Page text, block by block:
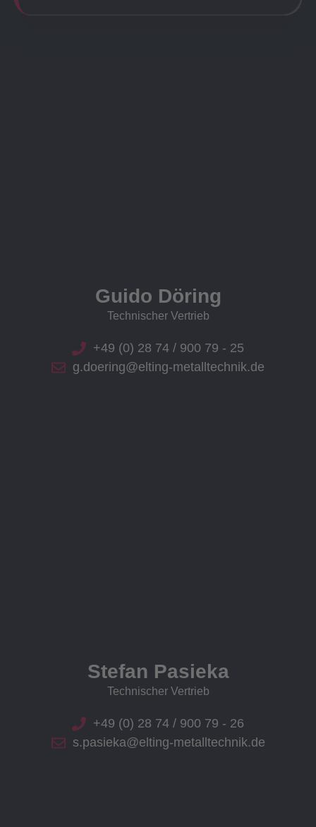
Guido Döring
Technischer Vertrieb
+49 (0) 28 74 / 900 79 - 25
g.doering@elting-metalltechnik.de
Stefan Pasieka
Technischer Vertrieb
+49 (0) 28 74 / 900 79 - 26
s.pasieka@elting-metalltechnik.de